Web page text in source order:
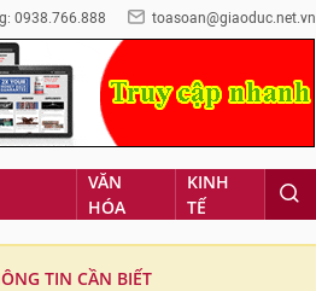
0938.766.888 toasoan@giaoduc.net.vn
VĂN
HÓA
KINH
TẾ
TIN CẦN BIẾT